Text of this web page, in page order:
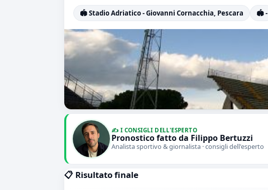
🏟️ Stadio Adriatico - Giovanni Cornacchia, Pescara 🏟️ -
✍️ I CONSIGLI DELL'ESPERTO
Pronostico fatto da Filippo Bertuzzi
Analista sportivo & giornalista · consigli dell'esperto
📋 Risultato finale